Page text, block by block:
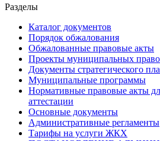
Разделы
Каталог документов
Порядок обжалования
Обжалованные правовые акты
Проекты муниципальных
Документы стратегического
Муниципальные программы
Нормативные правовые акты
аттестации
Основные документы
Административные регламенты
Тарифы на услуги ЖКХ